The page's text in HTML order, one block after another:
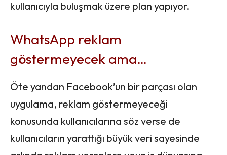
kullanıcıyla buluşmak üzere plan yapıyor.
WhatsApp reklam
göstermeyecek ama…
Öte yandan Facebook’un bir parçası olan
uygulama, reklam göstermeyeceği
konusunda kullanıcılarına söz verse de
kullanıcıların yarattığı büyük veri sayesinde